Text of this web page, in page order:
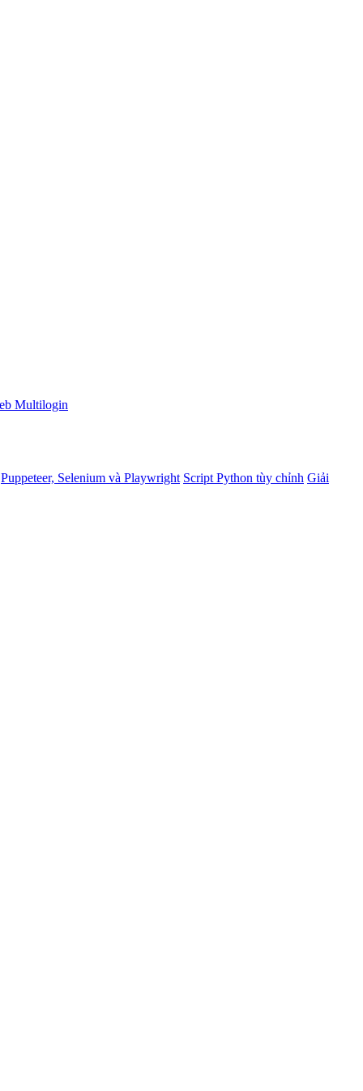
Multilogin
Puppeteer, Selenium và Playwright Script Python tùy chỉnh Giải